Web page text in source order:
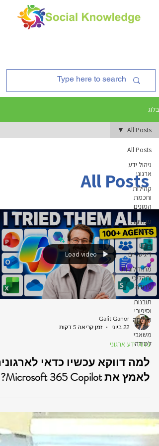
בלוג
All Posts
ניהול ידע
ארגוני
קהילות
וחכמת
המונים
מנהיגות
וניהול
כלים
דיגיטליים
מתודולוגיות
ותהליכי
עבודה
תובנות
וסיפורי
הצלחה
משאבי
למידה
All Posts
All Posts
Load video
Galit Ganor
22 ביוני
זמן קריאה 5 דקות
ניהול ידע ארגוני
למה דווקא עכשיו כדאי
לאמץ את Microsoft 365 Copilot?